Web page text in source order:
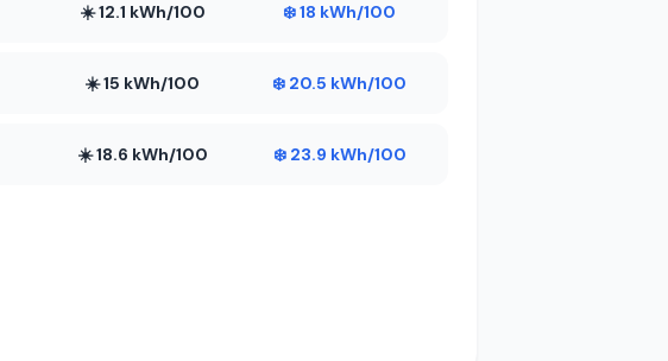
☀️ 12.1 kWh/100 ❄️ 18 kWh/100
☀️ 15 kWh/100 ❄️ 20.5 kWh/100
☀️ 18.6 kWh/100 ❄️ 23.9 kWh/100